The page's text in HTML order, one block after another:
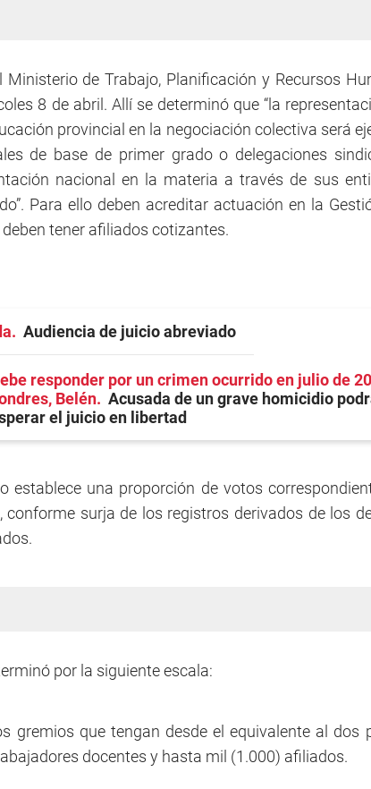
Ministerio de Trabajo, Planificación y Recursos
8 de abril. Allí se determinó que “la
provincial en la negociación colectiva será
de base de primer grado o delegaciones
nacional en la materia a través de sus
Para ello deben acreditar actuación en la
tener afiliados cotizantes.
Audiencia de juicio abreviado
responder por un crimen ocurrido en julio de
Belén
Acusada de un grave homicidio
el juicio en libertad
establece una proporción de votos
conforme surja de los registros derivados de los
por la siguiente escala:
gremios que tengan desde el equivalente al dos
docentes y hasta mil (1.000) afiliados.